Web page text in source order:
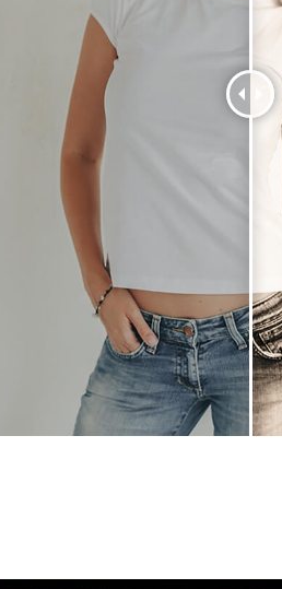
Servizi di ritocco del prodotto